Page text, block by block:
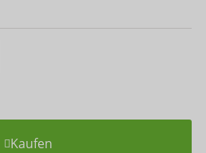
Kaufen